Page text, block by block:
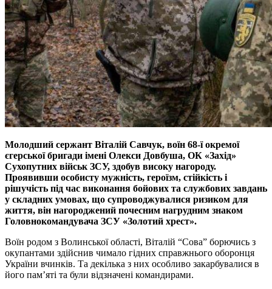
Молодший сержант Віталій Савчук, воїн 68-ї окремої
єгерської бригади імені Олекси Довбуша, ОК «Захід»
Сухопутних військ ЗСУ, здобув високу нагороду.
Проявивши особисту мужність, героїзм, стійкість і
рішучість під час виконання бойових та службових завдань
у складних умовах, що супроводжувалися ризиком для
життя, він нагороджений почесним нагрудним знаком
Головнокомандувача ЗСУ «Золотий хрест».
Воїн родом з Волинської області, Віталій “Сова” борючись з
окупантами здійснив чимало гідних справжнього оборонця
України вчинків. Та декілька з них особливо закарбувалися в
його пам’яті та були відзначені командирами.